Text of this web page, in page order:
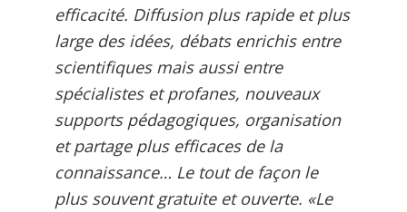
efficacité. Diffusion plus rapide et plus
large des idées, débats enrichis entre
scientifiques mais aussi entre
spécialistes et profanes, nouveaux
supports pédagogiques, organisation
et partage plus efficaces de la
connaissance… Le tout de façon le
plus souvent gratuite et ouverte. «Le